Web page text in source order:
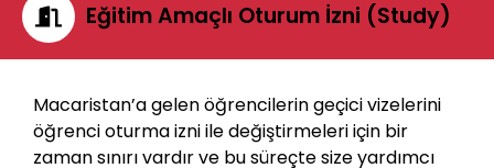
Eğitim Amaçlı Oturum İzni (Study)
Macaristan’a gelen öğrencilerin geçici vizelerini
öğrenci oturma izni ile değiştirmeleri için bir
zaman sınırı vardır ve bu süreçte size yardımcı